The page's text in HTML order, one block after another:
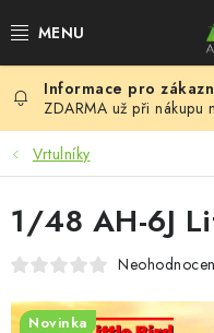
na
BLOG
SUMMER DAYS
WARHAMMER
ASK PRODUKTY
NOVINKY
ZDARMA už při nákupu
Vrtulníky
1/48 AH-6J
Novinka